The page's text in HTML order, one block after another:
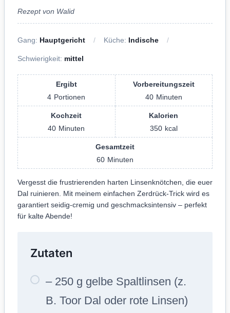
Rezept von Walid
Gang: Hauptgericht Küche: Indische
Schwierigkeit: mittel
Ergibt
4 Portionen
Vorbereitungszeit
40 Minuten
Kochzeit
40 Minuten
Kalorien
350 kcal
Gesamtzeit
60 Minuten
Vergesst die frustrierenden harten Linsenknötchen, die euer
Dal ruinieren. Mit meinem einfachen Zerdrück-Trick wird es
garantiert seidig-cremig und geschmacksintensiv – perfekt
für kalte Abende!
Zutaten
– 250 g gelbe Spaltlinsen (z.
B. Toor Dal oder rote Linsen)